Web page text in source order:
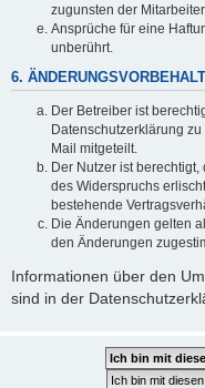
zugunsten der
Ansprüche für eine
unberührt.
6. ÄNDERUNGSVORBEHALT
Der Betreiber ist
Datenschutzerklärung
Mail mitgeteilt.
Der Nutzer ist
des Widerspruchs
bestehende
Die Änderungen gelten
den Änderungen
Informationen über den
sind in der